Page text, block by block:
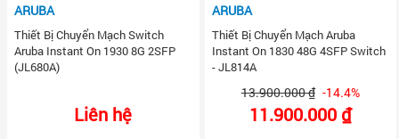
ARUBA
Thiết Bị Chuyển Mạch Switch
Aruba Instant On 1930 8G 2SFP
(JL680A)
Liên hệ
ARUBA
Thiết Bị Chuyển Mạch Aruba
Instant On 1830 48G 4SFP Switch
- JL814A
13.900.000 ₫ -14.4%
11.900.000 ₫